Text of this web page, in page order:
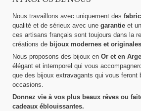
Nous travaillons avec uniquement des
qualité et de sérieux avec une garantie et un
ces artisans français sont toujours dans la
créations de bijoux modernes et originales
Nous proposons des bijoux en Or et en
élégant et intemporel qui vous
que des bijoux extravagants qui vous feront
occasions.
Donnez vie à vos plus beaux rêves ou
cadeaux éblouissantes.